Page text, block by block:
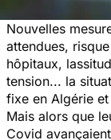
Nouvelles
attendues,
hôpitaux,
tension... la
fixe en Algérie et
Mais alors que
Covid